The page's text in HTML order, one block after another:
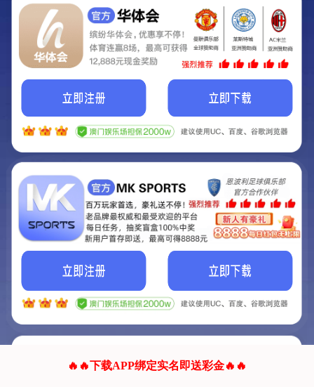
Hey Guys!
我们即将上线啦...
我们的网站正在建设.
它将是非常棒的网站.
联系我们!